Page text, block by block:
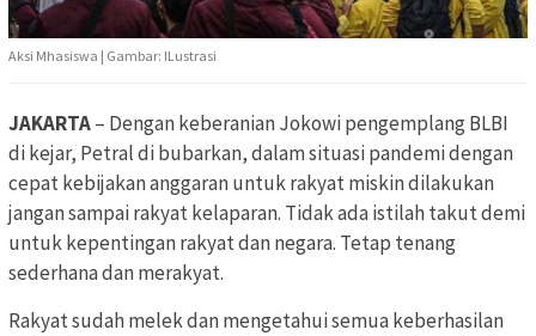
Aksi Mhasiswa | Gambar: ILustrasi
JAKARTA– Dengan keberanian Jokowi pengemplang BLBI
di kejar, Petral di bubarkan, dalam situasi pandemi dengan
cepat kebijakan anggaran untuk rakyat miskin dilakukan
jangan sampai rakyat kelaparan. Tidak ada istilah takut demi
untuk kepentingan rakyat dan negara. Tetap tenang
sederhana dan merakyat.
Rakyat sudah melek dan mengetahui semua keberhasilan